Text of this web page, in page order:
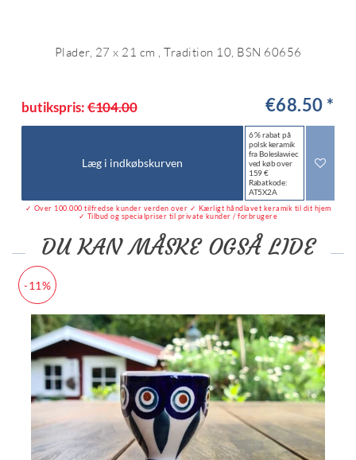
Plader, 27 x 21 cm , Tradition 10, BSN 60656
butikspris:€104.00 €68.50 *
Læg i indkøbskurven
6 % rabat på
polsk keramik
fra Bolesławiec
ved køb over
159 €
Rabatkode:
AT5X2A
✓ Over 100.000 tilfredse kunder verden over ✓ Kærligt håndlavet keramik til dit hjem
✓ Tilbud og specialpriser til private kunder / forbrugere
DU KAN MÅSKE OGSÅ LIDE
-11%